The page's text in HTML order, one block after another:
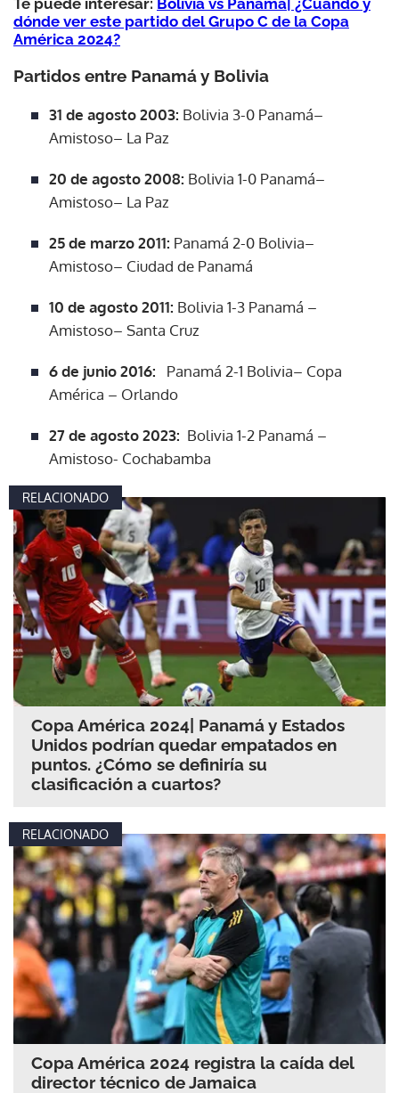
dónde ver este partido del Grupo C de la Copa
América 2024?
Partidos entre Panamá y Bolivia
31 de agosto 2003: Bolivia 3-0 Panamá–
Amistoso– La Paz
20 de agosto 2008: Bolivia 1-0 Panamá–
Amistoso– La Paz
25 de marzo 2011: Panamá 2-0 Bolivia–
Amistoso– Ciudad de Panamá
10 de agosto 2011: Bolivia 1-3 Panamá –
Amistoso– Santa Cruz
6 de junio 2016:
Panamá 2-1 Bolivia– Copa
América – Orlando
27 de agosto 2023: Bolivia 1-2 Panamá –
Amistoso- Cochabamba
RELACIONADO
Copa América 2024| Panamá y Estados
Unidos podrían quedar empatados en
puntos. ¿Cómo se definiría su
clasificación a cuartos?
RELACIONADO
Copa América 2024 registra la caída del
director técnico de Jamaica